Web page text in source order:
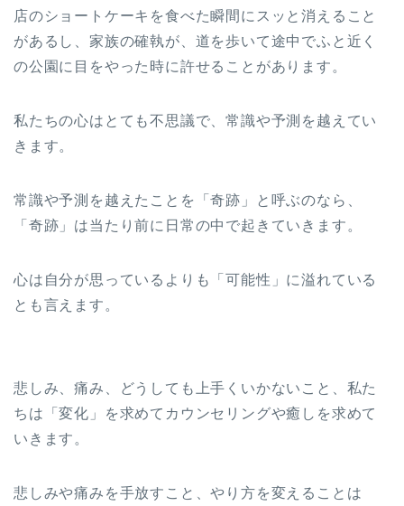
店のショートケーキを食べた瞬間にスッと消えること
があるし、家族の確執が、道を歩いて途中でふと近く
の公園に目をやった時に許せることがあります。
私たちの心はとても不思議で、常識や予測を越えてい
きます。
常識や予測を越えたことを「奇跡」と呼ぶのなら、
「奇跡」は当たり前に日常の中で起きていきます。
心は自分が思っているよりも「可能性」に溢れている
とも言えます。
悲しみ、痛み、どうしても上手くいかないこと、私た
ちは「変化」を求めてカウンセリングや癒しを求めて
いきます。
悲しみや痛みを手放すこと、やり方を変えることは